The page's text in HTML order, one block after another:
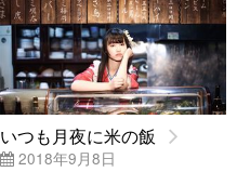
いつも月夜に米の飯
2018年9月8日